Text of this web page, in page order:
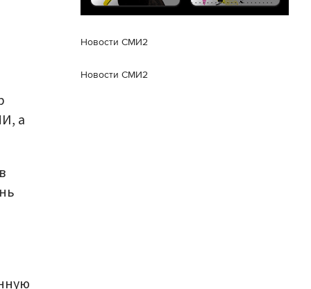
а
Новости СМИ2
Новости СМИ2